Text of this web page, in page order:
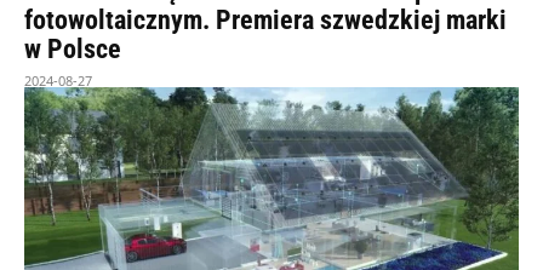
fotowoltaicznym. Premiera szwedzkiej marki
w Polsce
2024-08-27